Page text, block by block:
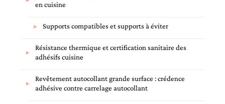
en cuisine
Supports compatibles et supports à éviter
Résistance thermique et certification sanitaire des
adhésifs cuisine
Revêtement autocollant grande surface : crédence
adhésive contre carrelage autocollant